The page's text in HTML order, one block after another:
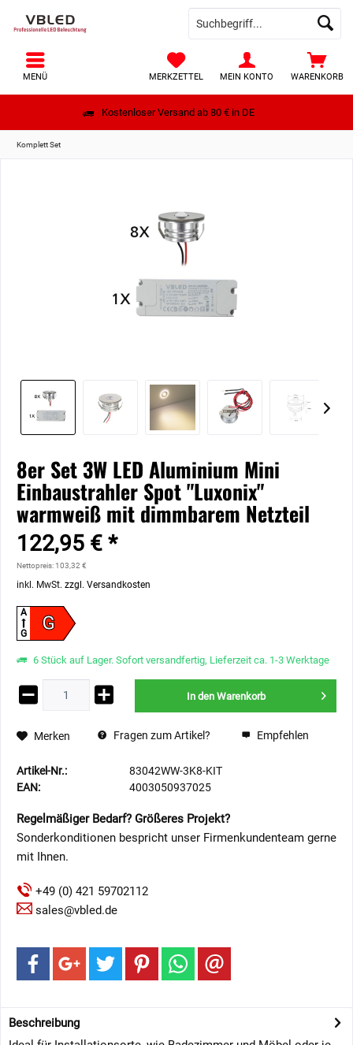
Kostenloser Versand ab 80 € in DE
WARENKORB
MERKZETTEL MEIN KONTO
MENÜ
Komplett Set
8er Set 3W LED Aluminium Mini
Einbaustrahler Spot "Luxonix"
warmweiß mit dimmbarem Netzteil
122,95 € *
Nettopreis: 103,32 €
inkl. MwSt. zzgl. Versandkosten
G
A
G
6 Stück auf Lager. Sofort versandfertig, Lieferzeit ca. 1-3 Werktage
In den Warenkorb
Merken Fragen zum Artikel? Empfehlen
Artikel-Nr.:
83042WW-3K8-KIT
EAN:
4003050937025
Regelmäßiger Bedarf? Größeres Projekt?
Sonderkonditionen bespricht unser Firmenkundenteam gerne
mit Ihnen.
+49 (0) 421 59702112
sales@vbled.de
Beschreibung